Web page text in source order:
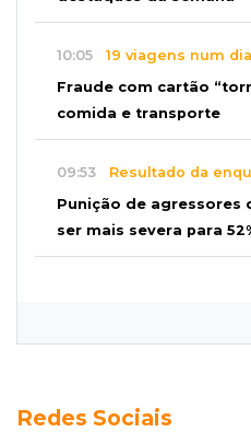
10:05 19 viagens num dia
Fraude com cartão
comida e transporte
09:53 Resultado da
Punição de agressores
ser mais severa para
abandonado após
09:343ª morte em 24
Redes Sociais